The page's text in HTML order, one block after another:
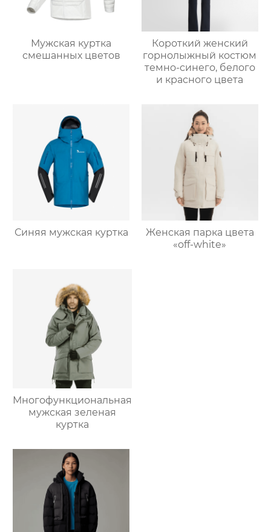
Мужская куртка
смешанных цветов
Короткий женский
горнолыжный костюм
темно-синего, белого
и красного цвета
Синяя мужская куртка
Женская парка цвета
«off-white»
Многофункциональная
мужская зеленая
куртка